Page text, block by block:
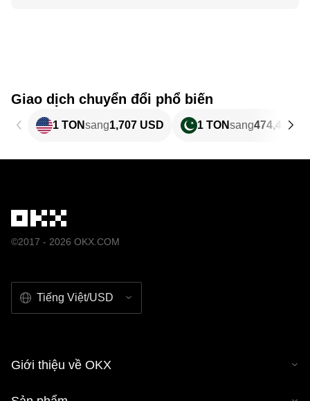
Giao dịch chuyển đổi phổ biến
1 TONsang1,707 USD 1 TONsang474,4 PKR
©2017 - 2026 OKX.COM
Tiếng Việt/USD
Giới thiệu về OKX